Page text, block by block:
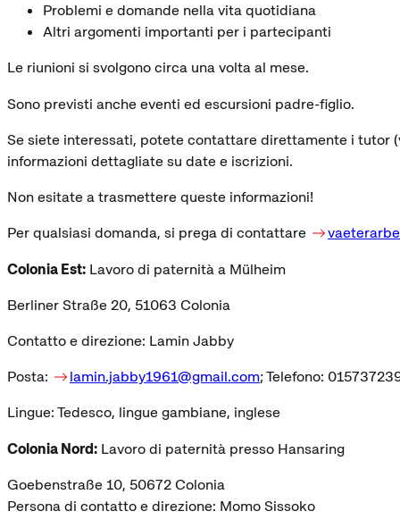
Problemi e domande nella vita quotidiana
Altri argomenti importanti per i partecipanti
Le riunioni si svolgono circa una volta al mese.
Sono previsti anche eventi ed escursioni padre-figlio.
Se siete interessati, potete contattare direttamente i tutor
informazioni dettagliate su date e iscrizioni.
Non esitate a trasmettere queste informazioni!
Per qualsiasi domanda, si prega di contattare
Colonia Est: Lavoro di paternità a Mülheim
Berliner Straße 20, 51063 Colonia
Contatto e direzione: Lamin Jabby
Posta:
lamin.jabby1961@gmail.com; Telefono:
Lingue: Tedesco, lingue gambiane, inglese
Colonia Nord: Lavoro di paternità presso Hansaring
Goebenstraße 10, 50672 Colonia
Persona di contatto e direzione: Momo Sissoko